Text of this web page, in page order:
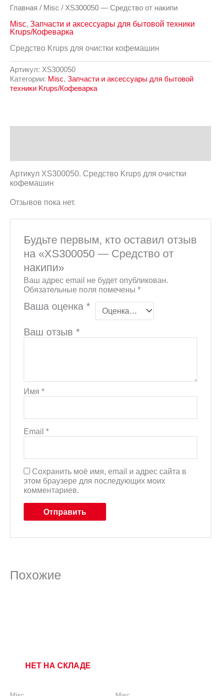
Главная / Misc / XS300050 — Средство от накипи
Misc, Запчасти и аксессуары для бытовой техники
Krups/Кофеварка
Средство Krups для очистки кофемашин
Артикул: XS300050
Категории: Misc, Запчасти и аксессуары для бытовой
техники Krups/Кофеварка
Артикул XS300050. Средство Krups для очистки
кофемашин
Отзывов пока нет.
Будьте первым, кто оставил отзыв
на «XS300050 — Средство от
накипи»
Ваш адрес email не будет опубликован.
Обязательные поля помечены*
Ваша оценка*
Ваш отзыв*
Имя*
Email*
Сохранить моё имя, email и адрес сайта в
этом браузере для последующих моих
комментариев.
Похожие
НЕТ НА СКЛАДЕ